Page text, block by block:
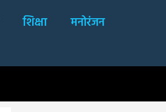
शिक्षा
मनोरंजन